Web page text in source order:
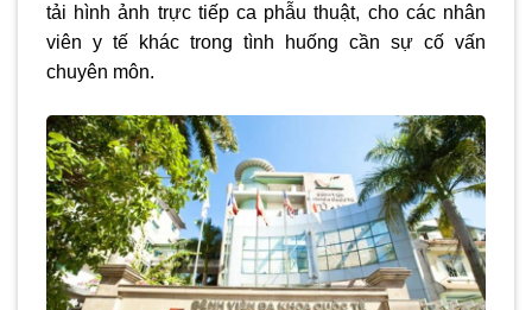
tải hình ảnh trực tiếp ca phẫu thuật, cho các nhân
viên y tế khác trong tình huống cần sự cố vấn
chuyên môn.